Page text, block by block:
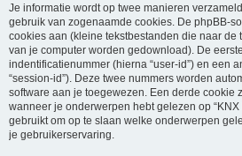
Je informatie wordt op twee manieren
gebruik van zogenaamde cookies. De phpBB-
cookies aan (kleine tekstbestanden die naar de
van je computer worden gedownload). De
indentificatienummer (hierna “user-id”) en een
“session-id”). Deze twee nummers worden
software aan je toegewezen. Een derde cookie
wanneer je onderwerpen hebt gelezen op
gebruikt om op te slaan welke onderwerpen
je gebruikerservaring.